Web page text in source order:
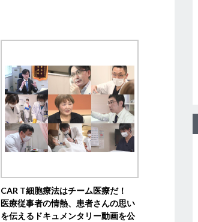
CAR T細胞療法はチーム医療だ！
医療従事者の情熱、患者さんの思い
を伝えるドキュメンタリー動画を公